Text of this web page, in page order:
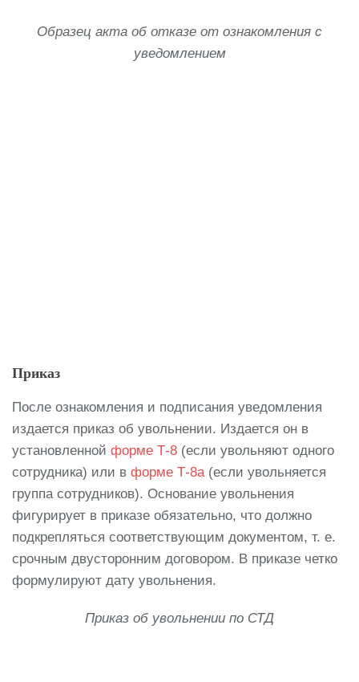
Образец акта об отказе от ознакомления с
уведомлением
Приказ
После ознакомления и подписания уведомления
издается приказ об увольнении. Издается он в
установленной форме Т-8 (если увольняют одного
сотрудника) или в форме Т-8а(если увольняется
группа сотрудников). Основание увольнения
фигурирует в приказе обязательно, что должно
подкрепляться соответствующим документом, т. е.
срочным двусторонним договором. В приказе четко
формулируют дату увольнения.
Приказ об увольнении по СТД